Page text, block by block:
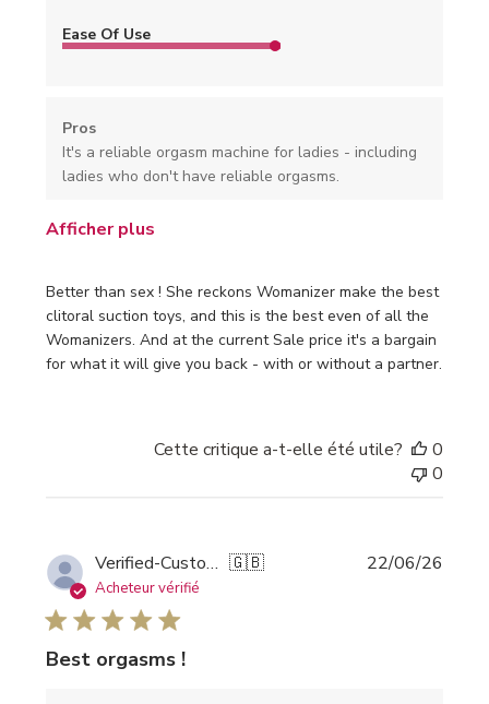
Better than sex ! She reckons Womanizer make the best
clitoral suction toys, and this is the best even of all the
Womanizers. And at the current Sale price it's a bargain
for what it will give you back - with or without a partner.
Ease Of Use
Pros
It's a reliable orgasm machine for ladies - including
ladies who don't have reliable orgasms.
Afficher plus
Cette critique a-t-elle été utile?
0
0
Verified-Customer 🇬🇧
Acheteur vérifié
Best orgasms !
22/06/26